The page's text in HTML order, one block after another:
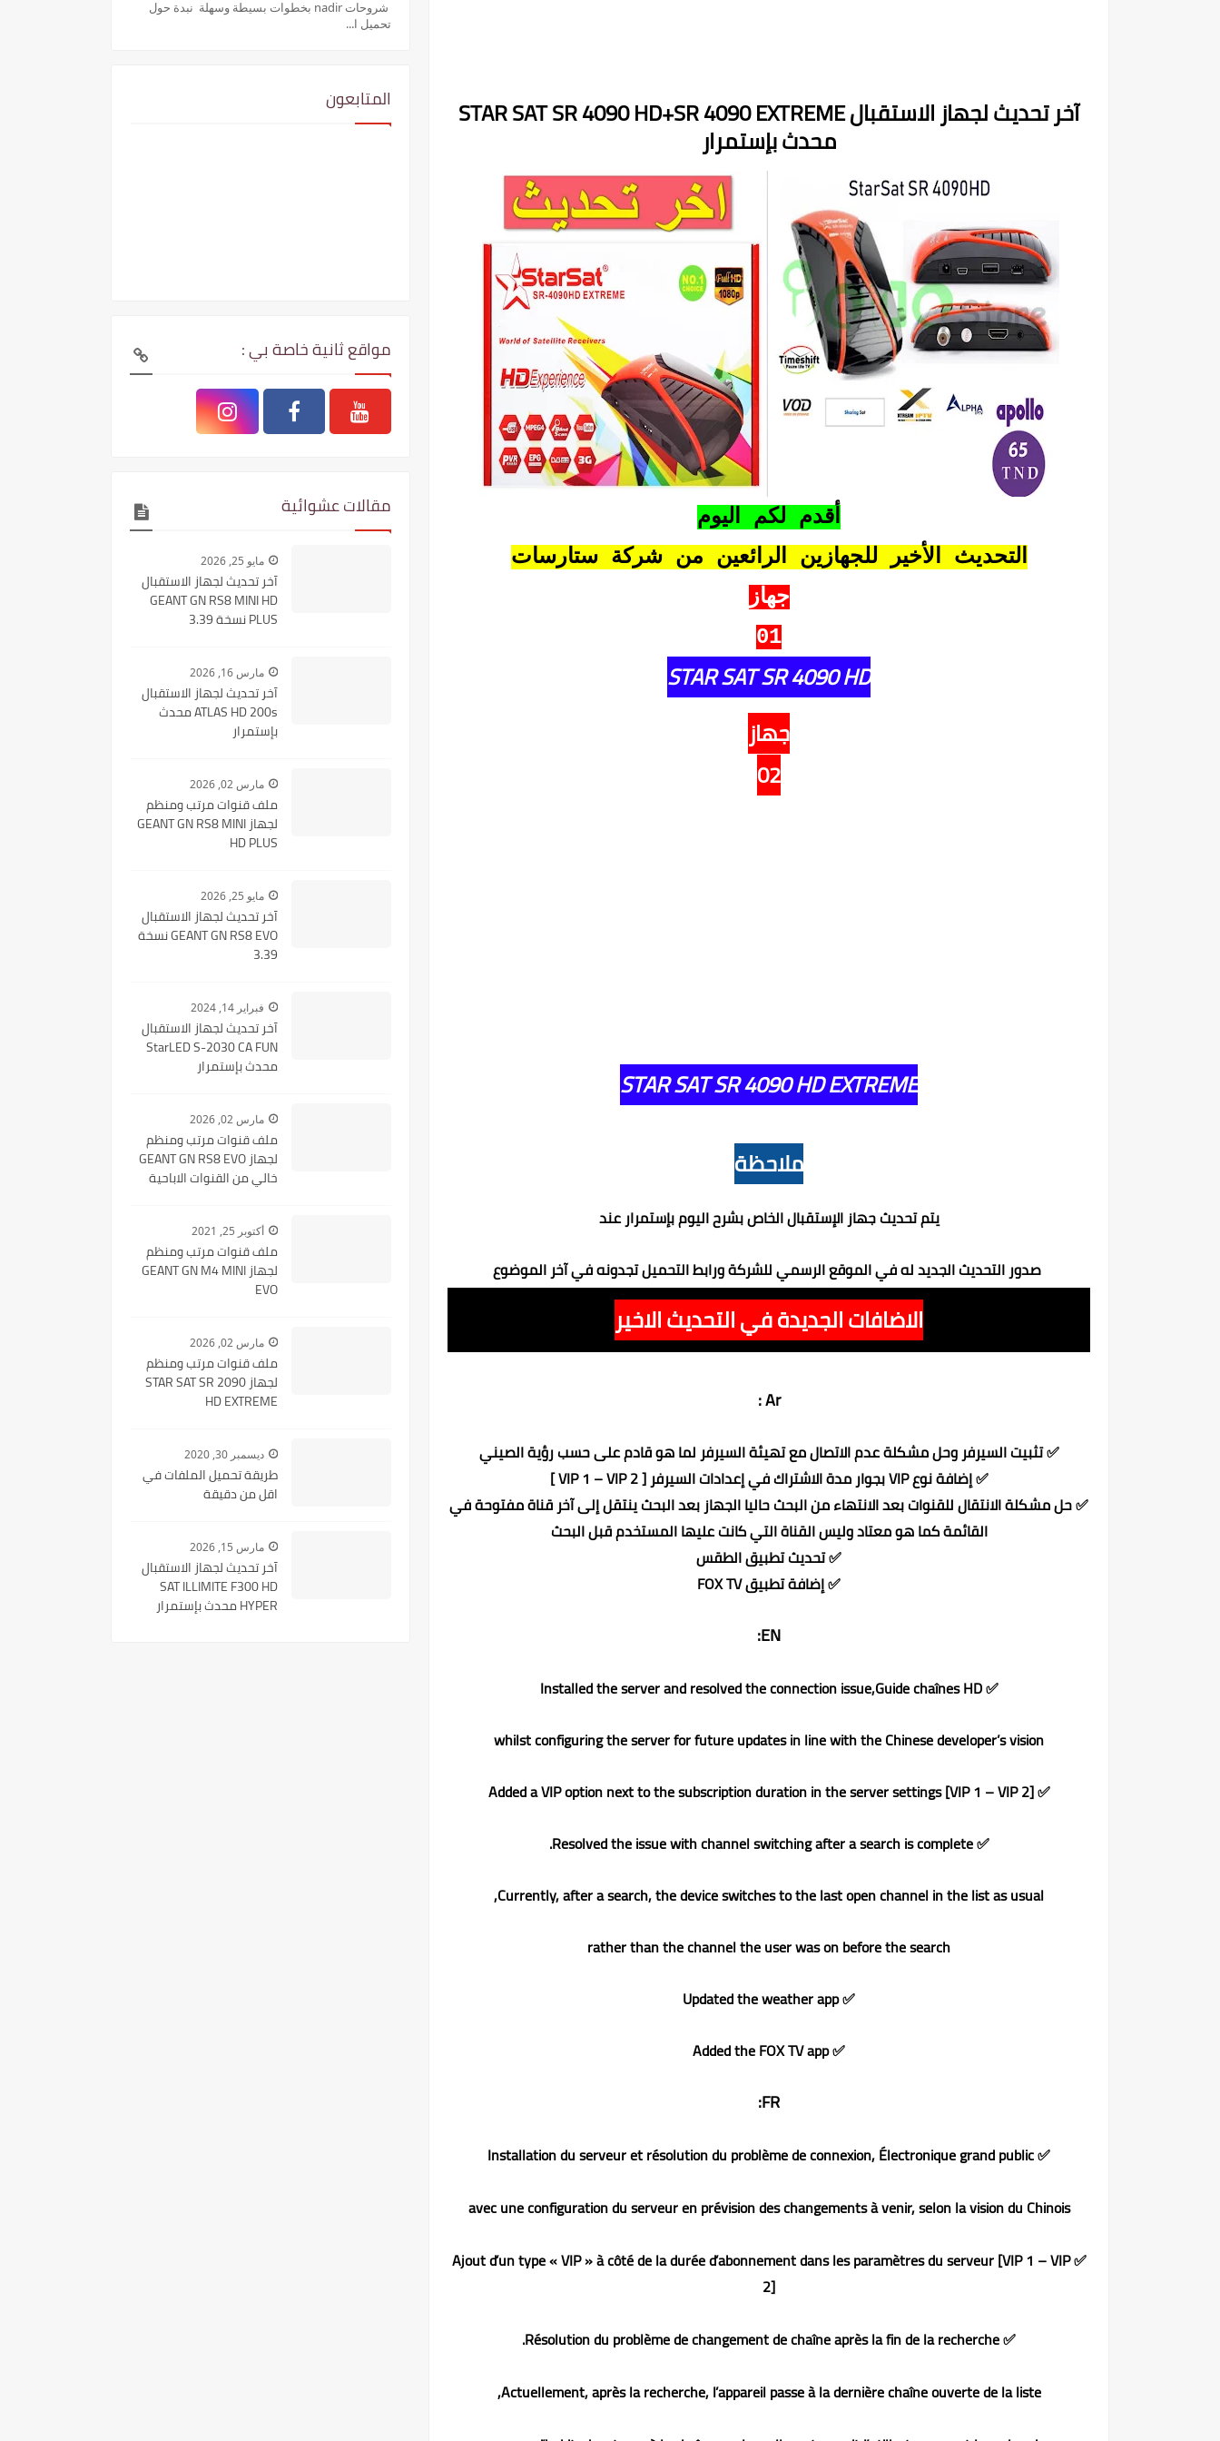
آخر تحديث لجهاز الاستقبال STAR SAT SR 4090 HD+SR 4090 EXTREME
محدث بإستمرار
أقدم لكم اليوم
التحديث الأخير للجهازين الرائعين من شركة ستارسات
جهاز
01
STAR SAT SR 4090 HD
جهاز
02
STAR SAT SR 4090 HD EXTREME
ملاحظة
يتم تحديث جهاز الإستقبال الخاص بشرح اليوم بإستمرار عند
صدور التحديث الجديد له في الموقع الرسمي للشركة ورابط التحميل تجدونه في آخر الموضوع
الاضافات الجديدة في التحديث الاخير
Ar :
✅ تثبيت السيرفر وحل مشكلة عدم الاتصال مع تهيئة السيرفر لما هو قادم على حسب رؤية الصيني
✅ إضافة نوع VIP بجوار مدة الاشتراك في إعدادات السيرفر [ VIP 1 – VIP 2 ]
✅ حل مشكلة الانتقال للقنوات بعد الانتهاء من البحث حاليا الجهاز بعد البحث ينتقل إلى آخر قناة مفتوحة في
القائمة كما هو معتاد وليس القناة التي كانت عليها المستخدم قبل البحث
✅ تحديث تطبيق الطقس
✅ إضافة تطبيق FOX TV
EN:
✅ Installed the server and resolved the connection issue,Guide chaînes HD
whilst configuring the server for future updates in line with the Chinese developer’s vision
✅ Added a VIP option next to the subscription duration in the server settings [VIP 1 – VIP 2]
✅ Resolved the issue with channel switching after a search is complete.
Currently, after a search, the device switches to the last open channel in the list as usual,
rather than the channel the user was on before the search
✅ Updated the weather app
✅ Added the FOX TV app
FR:
✅ Installation du serveur et résolution du problème de connexion, Électronique grand public
avec une configuration du serveur en prévision des changements à venir, selon la vision du Chinois
✅ Ajout d’un type « VIP » à côté de la durée d’abonnement dans les paramètres du serveur [VIP 1 – VIP
2]
✅ Résolution du problème de changement de chaîne après la fin de la recherche.
Actuellement, après la recherche, l’appareil passe à la dernière chaîne ouverte de la liste,
شروحات nadir بخطوات بسيطة وسهلة نبدة حول
تحميل ا...
المتابعون
مواقع ثانية خاصة بي :
مقالات عشوائية
مايو 25, 2026
آخر تحديث لجهاز الاستقبال
GEANT GN RS8 MINI HD
PLUS نسخة 3.39
مارس 16, 2026
آخر تحديث لجهاز الاستقبال
ATLAS HD 200s محدث
بإستمرار
مارس 02, 2026
ملف قنوات مرتب ومنظم
لجهاز GEANT GN RS8 MINI
HD PLUS
مايو 25, 2026
آخر تحديث لجهاز الاستقبال
GEANT GN RS8 EVO نسخة
3.39
فبراير 14, 2024
آخر تحديث لجهاز الاستقبال
StarLED S-2030 CA FUN
محدث بإستمرار
مارس 02, 2026
ملف قنوات مرتب ومنظم
لجهاز GEANT GN RS8 EVO
خالي من القنوات الاباحية
أكتوبر 25, 2021
ملف قنوات مرتب ومنظم
لجهاز GEANT GN M4 MINI
EVO
مارس 02, 2026
ملف قنوات مرتب ومنظم
لجهاز STAR SAT SR 2090
HD EXTREME
ديسمبر 30, 2020
طريقة تحميل الملفات في
اقل من دقيقة
مارس 15, 2026
آخر تحديث لجهاز الاستقبال
SAT ILLIMITE F300 HD
HYPER محدث بإستمرار